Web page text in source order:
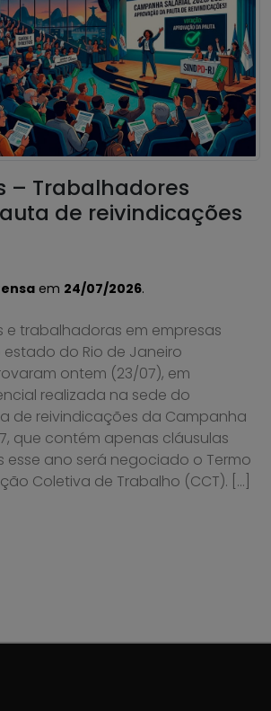
– Trabalhadores
de reivindicações
em 24/07/2026.
e trabalhadoras em empresas
estado do Rio de Janeiro
ontem (23/07), em
realizada na sede do
de reivindicações da Campanha
que contém apenas cláusulas
esse ano será negociado o Termo
Coletiva de Trabalho (CCT). […]